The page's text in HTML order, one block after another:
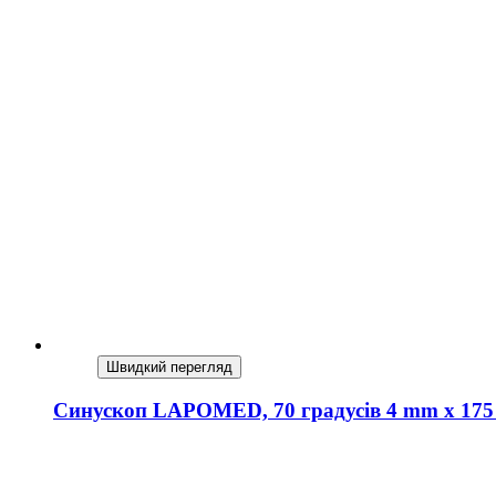
Швидкий перегляд
Синускоп LAPOMED, 70 градусів 4 mm x